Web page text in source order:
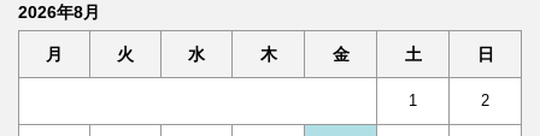
2026年8月
月 火 水 木 金 土 日
1 2